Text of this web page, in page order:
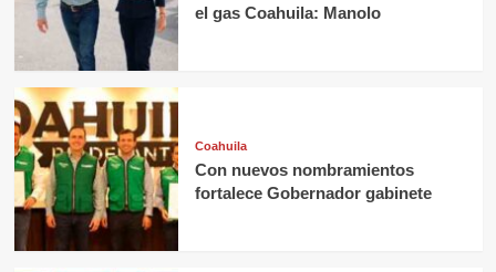
el gas Coahuila: Manolo
Coahuila
Con nuevos nombramientos
fortalece Gobernador gabinete